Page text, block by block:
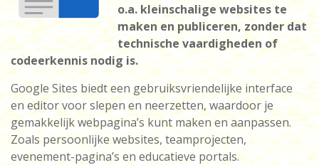
o.a. kleinschalige websites te
maken en publiceren, zonder dat
technische vaardigheden of
codeerkennis nodig is.
Google Sites biedt een gebruiksvriendelijke interface
en editor voor slepen en neerzetten, waardoor je
gemakkelijk webpagina’s kunt maken en aanpassen.
Zoals persoonlijke websites, teamprojecten,
evenement-pagina’s en educatieve portals.